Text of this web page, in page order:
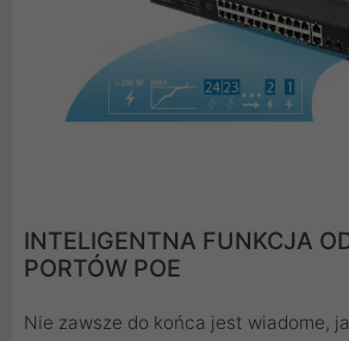
INTELIGENTNA FUNKCJA
PORTÓW POE
Nie zawsze do końca jest wiadome,